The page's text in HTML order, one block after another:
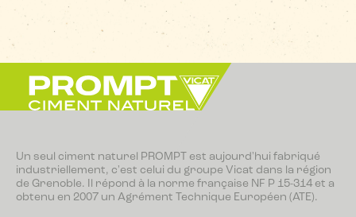
Un seul ciment naturel PROMPT est aujourd'hui fabriqué
industriellement, c'est celui du groupe Vicat dans la région
de Grenoble. Il répond à la norme française NF P 15-314 et a
obtenu en 2007 un Agrément Technique Européen (ATE).